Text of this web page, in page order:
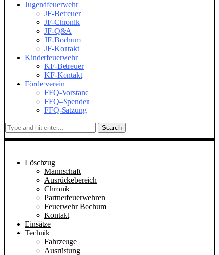
Jugendfeuerwehr
JF-Betreuer
JF-Chronik
JF-Q&A
JF-Bochum
JF-Kontakt
Kinderfeuerwehr
KF-Betreuer
KF-Kontakt
Förderverein
FFQ-Vorstand
FFQ–Spenden
FFQ-Satzung
Search
Löschzug
Mannschaft
Ausrückebereich
Chronik
Partnerfeuerwehren
Feuerwehr Bochum
Kontakt
Einsätze
Technik
Fahrzeuge
Ausrüstung